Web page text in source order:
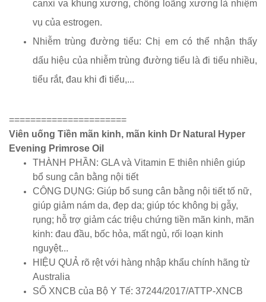
canxi va khung xương, chống loãng xương là nhiệm
vụ của estrogen.
Nhiễm trùng đường tiểu: Chị em có thể nhận thấy
dấu hiệu của nhiễm trùng đường tiểu là đi tiểu nhiều,
tiểu rắt, đau khi đi tiểu,...
======================
Viên uống Tiền mãn kinh, mãn kinh Dr Natural Hyper
Evening Primrose Oil
THÀNH PHẦN: GLA và Vitamin E thiên nhiên giúp
bổ sung cân bằng nội tiết
CÔNG DỤNG: Giúp bổ sung cân bằng nội tiết tố nữ,
giúp giảm nám da, đẹp da; giúp tóc không bị gẫy,
rụng; hỗ trợ giảm các triệu chứng tiền mãn kinh, mãn
kinh: đau đầu, bốc hỏa, mất ngủ, rối loạn kinh
nguyệt...
HIỆU QUẢ rõ rệt với hàng nhập khẩu chính hãng từ
Australia
SỐ XNCB của Bộ Y Tế: 37244/2017/ATTP-XNCB